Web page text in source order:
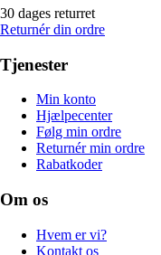
30 dages returret
Returnér din ordre
Tjenester
Min konto
Hjælpecenter
Følg min ordre
Returnér min ordre
Rabatkoder
Om os
Hvem er vi?
Kontakt os